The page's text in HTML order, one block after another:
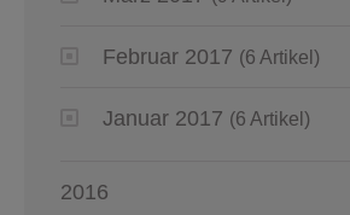
Februar 2017 (6 Artikel)
Januar 2017 (6 Artikel)
2016